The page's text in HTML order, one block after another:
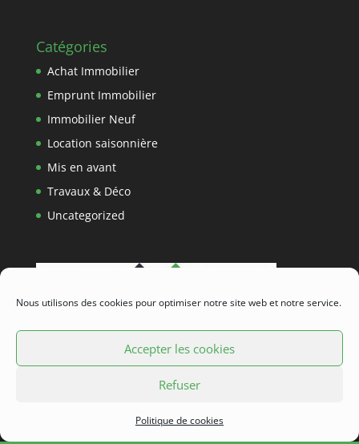
Nous utilisons des cookies pour optimiser notre site web et notre service.
Accepter les cookies
Refuser
Politique de cookies
Catégories
Achat Immobilier
Emprunt Immobilier
Immobilier Neuf
Location saisonnière
Mis en avant
Travaux & Déco
Uncategorized